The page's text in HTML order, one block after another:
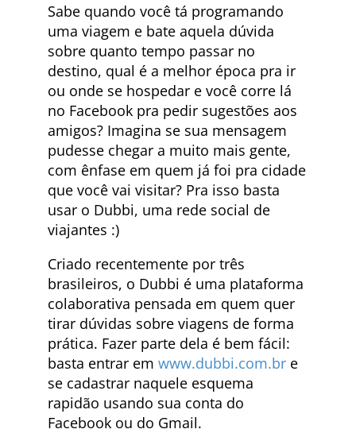
Sabe quando você tá programando
uma viagem e bate aquela dúvida
sobre quanto tempo passar no
destino, qual é a melhor época pra ir
ou onde se hospedar e você corre lá
no Facebook pra pedir sugestões aos
amigos? Imagina se sua mensagem
pudesse chegar a muito mais gente,
com ênfase em quem já foi pra cidade
que você vai visitar? Pra isso basta
usar o Dubbi, uma rede social de
viajantes :)
Criado recentemente por três
brasileiros, o Dubbi é uma plataforma
colaborativa pensada em quem quer
tirar dúvidas sobre viagens de forma
prática. Fazer parte dela é bem fácil:
basta entrar em www.dubbi.com.br e
se cadastrar naquele esquema
rapidão usando sua conta do
Facebook ou do Gmail.